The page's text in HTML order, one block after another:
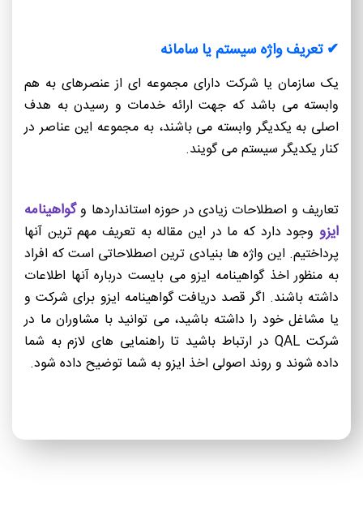
✔ تعریف واژه سیستم یا سامانه
یک سازمان یا شرکت دارای مجموعه ای از عنصرهای به هم
وابسته می باشد که جهت ارائه خدمات و رسیدن به هدف
اصلی به یکدیگر وابسته می باشند، به مجموعه این عناصر در
کنار یکدیگر سیستم می گویند.
تعاریف و اصطلاحات زیادی در حوزه استانداردها وگواهینامه
ایزو وجود دارد که ما در این مقاله به تعریف مهم ترین آنها
پرداختیم. این واژه ها بنیادی ترین اصطلاحاتی است که افراد
به منظور اخذ گواهینامه ایزو می بایست درباره آنها اطلاعات
داشته باشند. اگر قصد دریافت گواهینامه ایزو برای شرکت و
یا مشاغل خود را داشته باشید، می توانید با مشاوران ما در
شرکت QAL در ارتباط باشید تا راهنمایی های لازم به شما
داده شوند و روند اصولی اخذ ایزو به شما توضیح داده شود.